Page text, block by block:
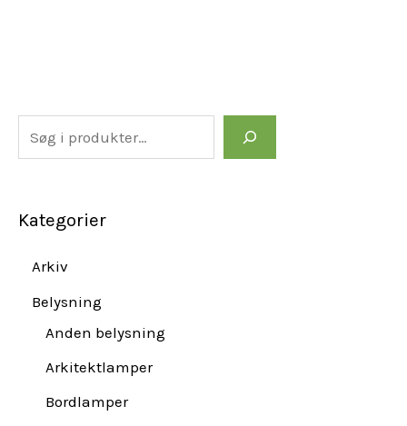
Kategorier
Arkiv
Belysning
Anden belysning
Arkitektlamper
Bordlamper